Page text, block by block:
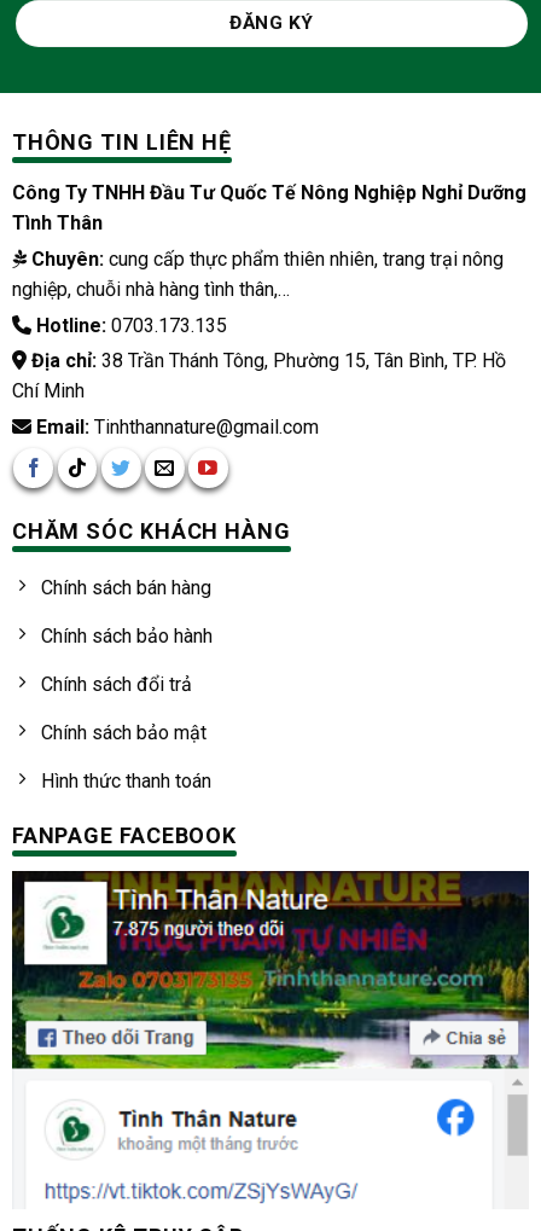
THÔNG TIN LIÊN HỆ
Công Ty TNHH Đầu Tư Quốc Tế Nông Nghiệp Nghỉ Dưỡng
Tình Thân
Chuyên:cung cấp thực phẩm thiên nhiên, trang trại nông
nghiệp, chuỗi nhà hàng tình thân,…
Hotline:0703.173.135
Địa chỉ:38 Trần Thánh Tông, Phường 15, Tân Bình, TP. Hồ
Chí Minh
Email:Tinhthannature@gmail.com
CHĂM SÓC KHÁCH HÀNG
Chính sách bán hàng
Chính sách bảo hành
Chính sách đổi trả
Chính sách bảo mật
Hình thức thanh toán
FANPAGE FACEBOOK